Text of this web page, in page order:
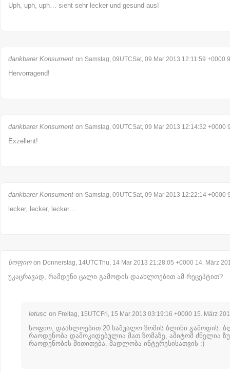
Uph, uph, uph… sieht sehr lecker und gesund aus!
dankbarer Konsument on Samstag, 09UTCSat, 09 Mar 2013 12:11:59 +0000
Hervorragend!
dankbarer Konsument on Samstag, 09UTCSat, 09 Mar 2013 12:14:32 +0000
Exzellent!
dankbarer Konsument on Samstag, 09UTCSat, 09 Mar 2013 12:22:14 +0000
lecker, lecker, lecker…
სოფიოon Donnerstag, 14UTCThu, 14 Mar 2013 21:28:05 +0000 14. März
უკაცრავად, რამდენი ცალი გამოდის დაახლოებით ამ რეცეპტით?
letusc on Freitag, 15UTCFri, 15 Mar 2013 03:19:16 +0000 15. März
სოფიო, დაახლოებით 20 საშუალო ზომის ბლინი გამოდის.
რაოდენობა დამოკიდებულია მათ ზომაზე, ამიტომ ძნელია
რაოდენობის მითითება. მადლობა ინტერესისათვის :)